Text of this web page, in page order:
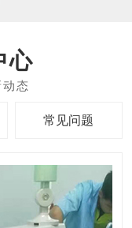
心
常见问题